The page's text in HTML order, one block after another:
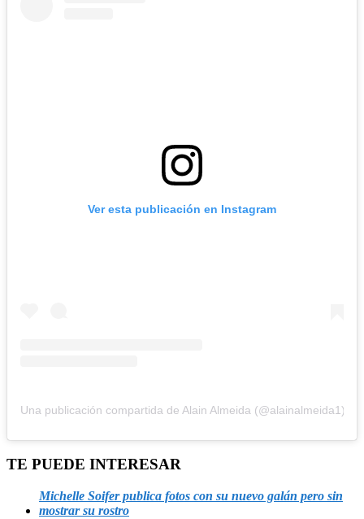
Ver esta publicación en Instagram
Una publicación compartida de Alain Almeida (@alainalmeida1)
TE PUEDE INTERESAR
Michelle Soifer publica fotos con su nuevo galán pero sin
mostrar su rostro